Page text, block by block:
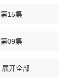
第15集
第09集
第03集
展开全部